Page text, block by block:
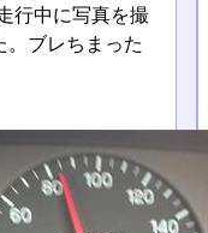
行中に写真を撮
。ブレちまった